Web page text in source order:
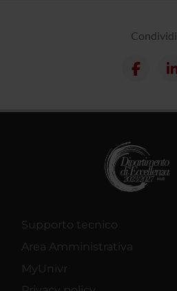
Condividi
Supporto tecnico
Area Amministrativa
MyUnivr